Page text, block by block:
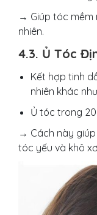
→ Giúp tóc mềm
nhiên.
4.3. Ủ Tóc
Kết hợp tinh
nhiên khác
Ủ tóc trong
→ Cách này
tóc yếu và khô